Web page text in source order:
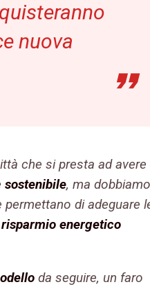
nuova
che si presta ad avere
sostenibile, ma dobbiamo
di adeguare
risparmio energetico
da seguire, un faro